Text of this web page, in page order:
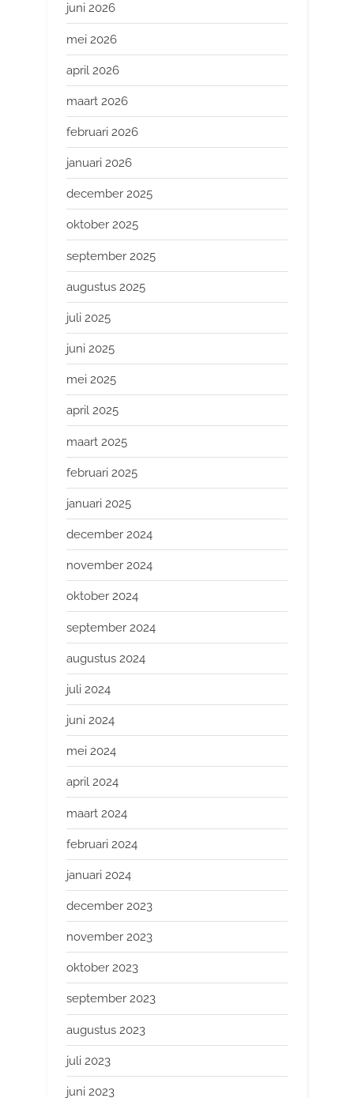
juni 2026
mei 2026
april 2026
maart 2026
februari 2026
januari 2026
december 2025
oktober 2025
september 2025
augustus 2025
juli 2025
juni 2025
mei 2025
april 2025
maart 2025
februari 2025
januari 2025
december 2024
november 2024
oktober 2024
september 2024
augustus 2024
juli 2024
juni 2024
mei 2024
april 2024
maart 2024
februari 2024
januari 2024
december 2023
november 2023
oktober 2023
september 2023
augustus 2023
juli 2023
juni 2023